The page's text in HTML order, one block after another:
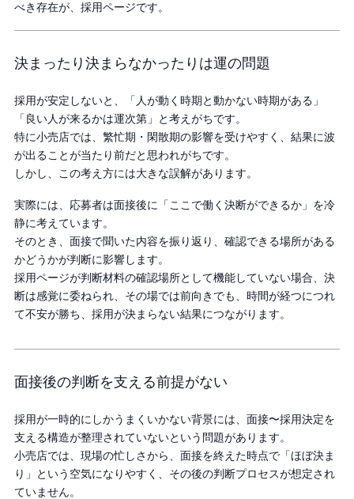
べき存在が、採用ページです。
決まったり決まらなかったりは運の問題
採用が安定しないと、「人が動く時期と動かない時期がある」
「良い人が来るかは運次第」と考えがちです。
特に小売店では、繁忙期・閑散期の影響を受けやすく、結果に波
が出ることが当たり前だと思われがちです。
しかし、この考え方には大きな誤解があります。
実際には、応募者は面接後に「ここで働く決断ができるか」を冷
静に考えています。
そのとき、面接で聞いた内容を振り返り、確認できる場所がある
かどうかが判断に影響します。
採用ページが判断材料の確認場所として機能していない場合、決
断は感覚に委ねられ、その場では前向きでも、時間が経つにつれ
て不安が勝ち、採用が決まらない結果につながります。
面接後の判断を支える前提がない
採用が一時的にしかうまくいかない背景には、面接〜採用決定を
支える構造が整理されていないという問題があります。
小売店では、現場の忙しさから、面接を終えた時点で「ほぼ決ま
り」という空気になりやすく、その後の判断プロセスが想定され
ていません。